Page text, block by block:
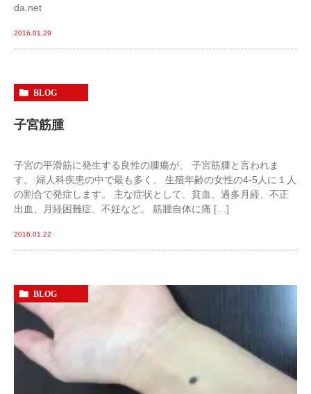
da.net
2016.01.29
BLOG
子宮筋腫
子宮の平滑筋に発生する良性の腫瘍が、 子宮筋腫と言われま
す。 婦人科疾患の中で最も多く、 生殖年齢の女性の4-5人に１人
の割合で発症します。 主な症状として、貧血、過多月経、不正
出血、月経困難症、不妊など。 筋腫自体に痛 […]
2016.01.22
BLOG